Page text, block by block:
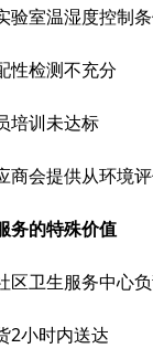
验室温湿度控制
性检测不充分
培训未达标
商会提供从环境
务的特殊价值
区卫生服务中心
2小时内送达